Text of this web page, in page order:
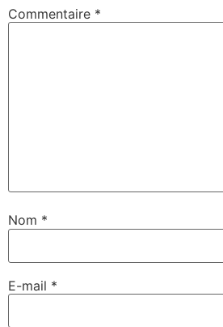
Commentaire *
Nom *
E-mail *